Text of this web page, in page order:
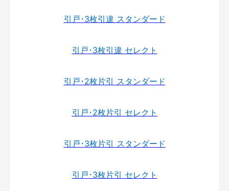
引戸･3枚引違 スタンダード
引戸･3枚引違 セレクト
引戸･2枚片引 スタンダード
引戸･2枚片引 セレクト
引戸･3枚片引 スタンダード
引戸･3枚片引 セレクト